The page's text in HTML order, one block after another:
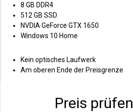
8 GB DDR4
512 GB SSD
NVDIA GeForce GTX 1650
Windows 10 Home
Kein optisches Laufwerk
Am oberen Ende der Preisgrenze
Preis prüfen